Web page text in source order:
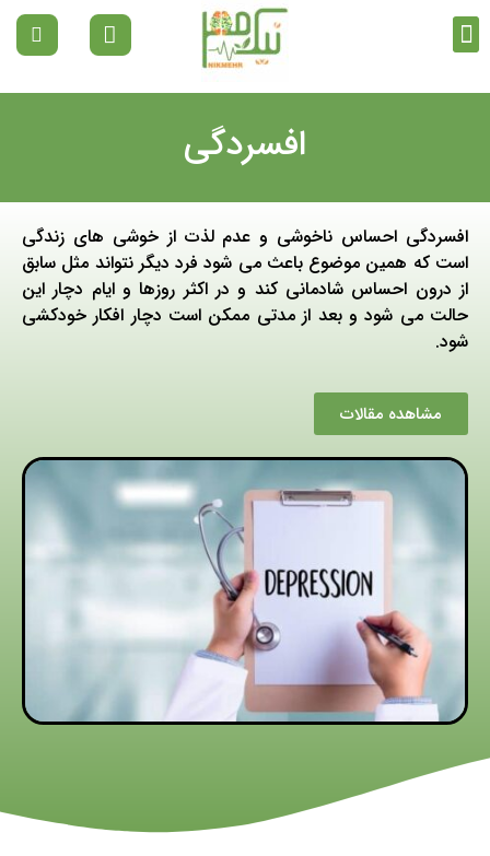
افسردگی
افسردگی احساس ناخوشی و عدم لذت از خوشی های زندگی
است که همین موضوع باعث می شود فرد دیگر نتواند مثل سابق
از درون احساس شادمانی کند و در اکثر روزها و ایام دچار این
حالت می شود و بعد از مدتی ممکن است دچار افکار خودکشی
شود.
مشاهده مقالات